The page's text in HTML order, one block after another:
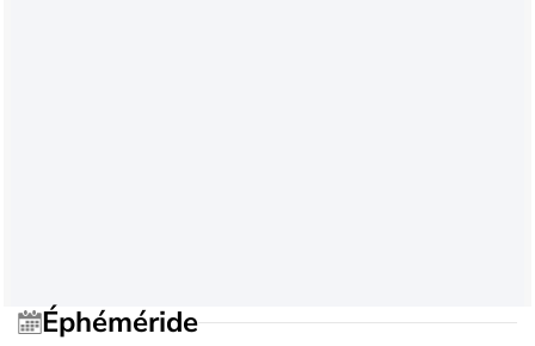
Éphéméride